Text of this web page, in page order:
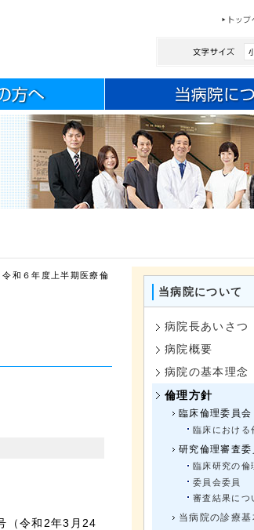
令和６年度上半期医療倫
（令和2年3月24
当病院について
病院長あいさつ
病院概要
病院の基本理念
倫理方針
臨床倫理委員会
臨床における
研究倫理審査委
臨床研究の倫
委員会委員
審査結果につ
当病院の診療基